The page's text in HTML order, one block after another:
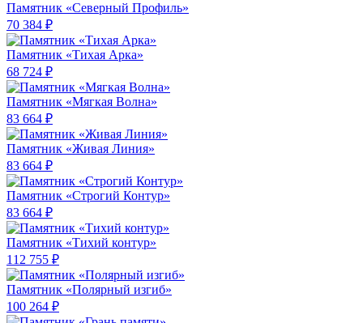
Памятник «Северный Профиль»
70 384 ₽
Памятник «Тихая Арка»
68 724 ₽
Памятник «Мягкая Волна»
83 664 ₽
Памятник «Живая Линия»
83 664 ₽
Памятник «Строгий Контур»
83 664 ₽
Памятник «Тихий контур»
112 755 ₽
Памятник «Полярный изгиб»
100 264 ₽